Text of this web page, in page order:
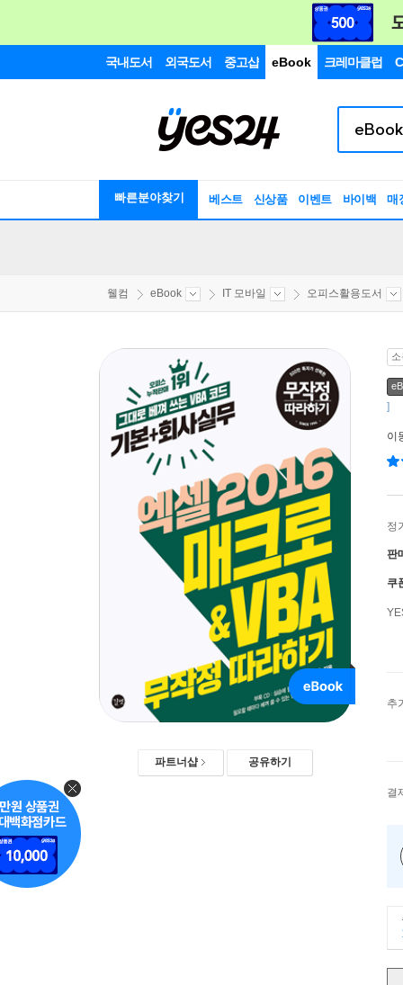
국내도서 외국도서 중고샵 eBook 크레마클럽
빠른분야찾기 베스트 신상품 이벤트 바이백 매
웰컴 eBook IT 모바일 오피스활용도서
파트너샵 공유하기
]
이
정
판
쿠
추
결